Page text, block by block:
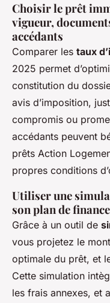
Choisir le prêt
vigueur,
accédants
Comparer les taux
2025 permet
constitution du
avis d’imposition,
compromis ou
accédants peuvent
prêts Action
propres conditions
Utiliser une
son plan de
Grâce à un outil de
vous projetez le
optimale du prêt, et
Cette simulation
les frais annexes, et